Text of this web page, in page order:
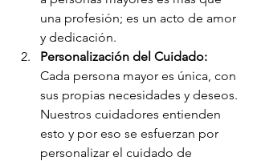
una profesión; es un acto de amor
y dedicación.
Personalización del Cuidado:
Cada persona mayor es única, con
sus propias necesidades y deseos.
Nuestros cuidadores entienden
esto y por eso se esfuerzan por
personalizar el cuidado de